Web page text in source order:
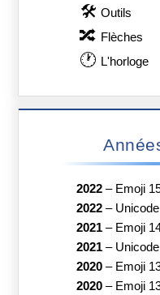
🛠 Outils
🔀 Flèches
🕐 L'horloge
2022– Emoji
2022–
2021– Emoji
2021–
2020– Emoji
2020– Emoji